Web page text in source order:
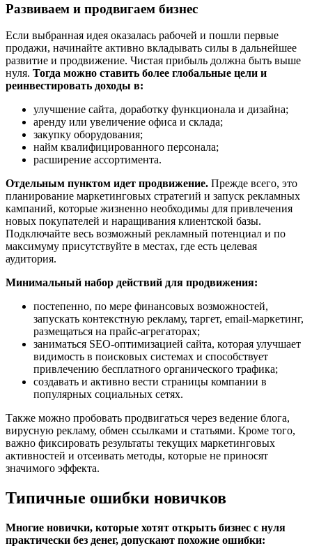
Развиваем и продвигаем бизнес
Если выбранная идея оказалась рабочей и пошли первые
продажи, начинайте активно вкладывать силы в дальнейшее
развитие и продвижение. Чистая прибыль должна быть выше
нуля. Тогда можно ставить более глобальные цели и
реинвестировать доходы в:
улучшение сайта, доработку функционала и дизайна;
аренду или увеличение офиса и склада;
закупку оборудования;
найм квалифицированного персонала;
расширение ассортимента.
Отдельным пунктом идет продвижение. Прежде всего, это
планирование маркетинговых стратегий и запуск рекламных
кампаний, которые жизненно необходимы для привлечения
новых покупателей и наращивания клиентской базы.
Подключайте весь возможный рекламный потенциал и по
максимуму присутствуйте в местах, где есть целевая
аудитория.
Минимальный набор действий для продвижения:
постепенно, по мере финансовых возможностей,
запускать контекстную рекламу, таргет, email-маркетинг,
размещаться на прайс-агрегаторах;
заниматься SEO-оптимизацией сайта, которая улучшает
видимость в поисковых системах и способствует
привлечению бесплатного органического трафика;
создавать и активно вести страницы компании в
популярных социальных сетях.
Также можно пробовать продвигаться через ведение блога,
вирусную рекламу, обмен ссылками и статьями. Кроме того,
важно фиксировать результаты текущих маркетинговых
активностей и отсеивать методы, которые не приносят
значимого эффекта.
Типичные ошибки новичков
Многие новички, которые хотят открыть бизнес с нуля
практически без денег, допускают похожие ошибки: